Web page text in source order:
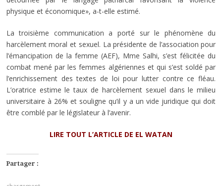
physique et économique», a-t-elle estimé.
La troisième communication a porté sur le phénomène du
harcèlement moral et sexuel. La présidente de l’association pour
l’émancipation de la femme (AEF), Mme Salhi, s’est félicitée du
combat mené par les femmes algériennes et qui s’est soldé par
l’enrichissement des textes de loi pour lutter contre ce fléau.
L’oratrice estime le taux de harcèlement sexuel dans le milieu
universitaire à 26% et souligne qu’il y a un vide juridique qui doit
être comblé par le législateur à l’avenir.
LIRE TOUT L’ARTICLE DE EL WATAN
Partager :